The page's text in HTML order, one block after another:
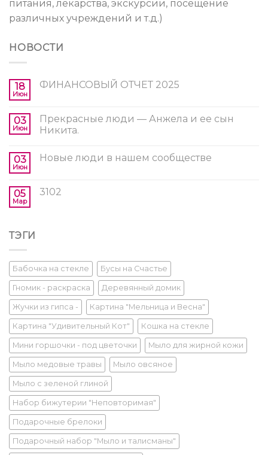
питания, лекарства, экскурсии, посещение
различных учреждений и т.д.)
НОВОСТИ
18
Июн
ФИНАНСОВЫЙ ОТЧЕТ 2025
03
Июн
Прекрасные люди — Анжела и ее сын
Никита.
03
Июн
Новые люди в нашем сообществе
05
Мар
3102
ТЭГИ
Бабочка на стекле Бусы на Счастье
Гномик - раскраска Деревянный домик
Жучки из гипса - Картина "Мельница и Весна"
Картина "Удивительный Кот" Кошка на стекле
Мини горшочки - под цветочки Мыло для жирной кожи
Мыло медовые травы Мыло овсяное
Мыло с зеленой глиной
Набор бижутерии "Неповторимая"
Подарочные брелоки
Подарочный набор "Мыло и талисманы"